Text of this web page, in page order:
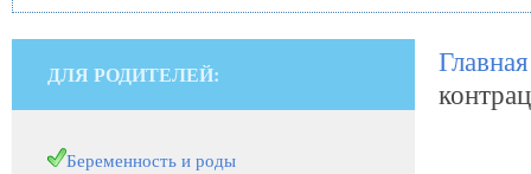
Главная
ДЛЯ РОДИТЕЛЕЙ:
Беременность и роды